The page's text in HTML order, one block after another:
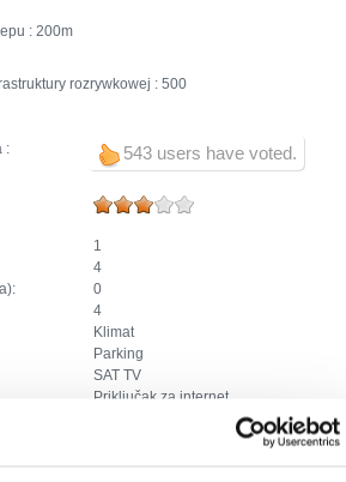
: 200
rozrywkowej : 500
543 users have voted.
:
1
4
0
4
Klimat
Parking
SAT TV
Priključak za internet